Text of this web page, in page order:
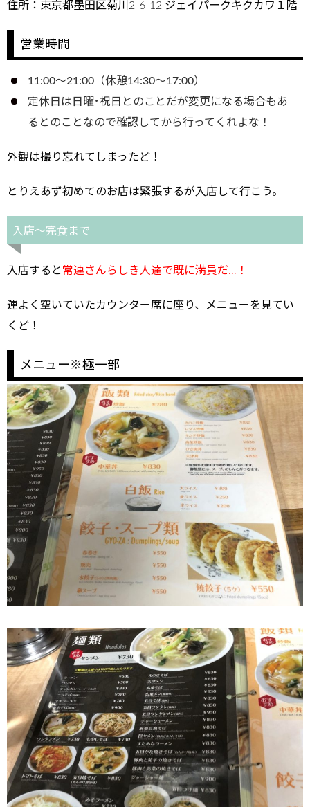
住所：東京都墨田区菊川2-6-12 ジェイパークキクカワ１階
営業時間
11:00～21:00（休憩14:30～17:00）
定休日は日曜･祝日とのことだが変更になる場合もあ
るとのことなので確認してから行ってくれよな！
外観は撮り忘れてしまったど！
とりえあず初めてのお店は緊張するが入店して行こう。
入店～完食まで
入店すると 常連さんらしき人達で既に満員だ…！
運よく空いていたカウンター席に座り、メニューを見てい
くど！
メニュー※極一部